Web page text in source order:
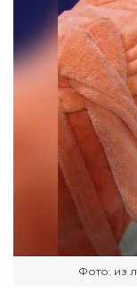
Фото: из